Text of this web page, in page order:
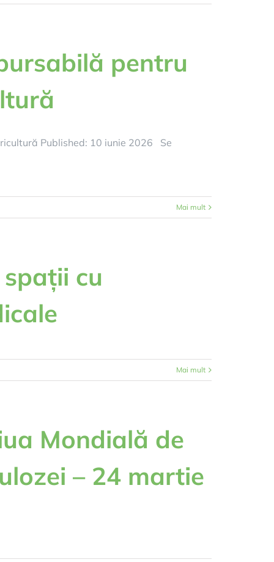
pentru
Published: 10 iunie 2026 Se
Mai mult
cu
Mai mult
Mondială de
– 24 martie